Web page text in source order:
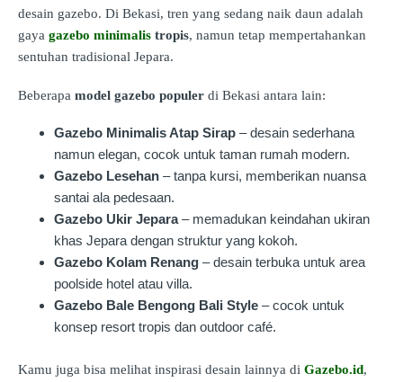
desain gazebo. Di Bekasi, tren yang sedang naik daun adalah
gaya gazebo minimalis tropis, namun tetap mempertahankan
sentuhan tradisional Jepara.
Beberapa model gazebo populer di Bekasi antara lain:
Gazebo Minimalis Atap Sirap – desain sederhana
namun elegan, cocok untuk taman rumah modern.
Gazebo Lesehan – tanpa kursi, memberikan nuansa
santai ala pedesaan.
Gazebo Ukir Jepara– memadukan keindahan ukiran
khas Jepara dengan struktur yang kokoh.
Gazebo Kolam Renang – desain terbuka untuk area
poolside hotel atau villa.
Gazebo Bale Bengong Bali Style – cocok untuk
konsep resort tropis dan outdoor café.
Kamu juga bisa melihat inspirasi desain lainnya di Gazebo.id,